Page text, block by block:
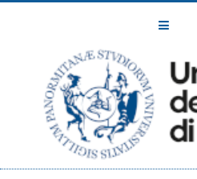
Toggle